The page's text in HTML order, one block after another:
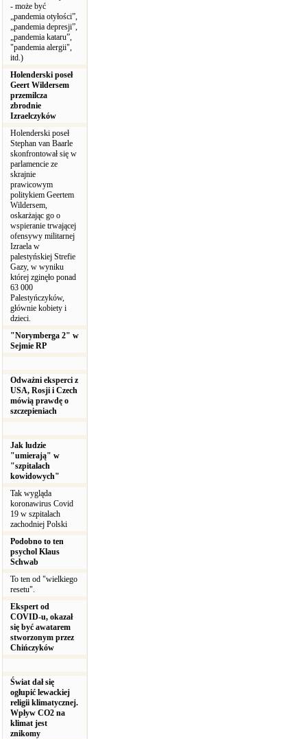
- może być
„pandemia otyłości”,
„pandemia depresji”,
„pandemia kataru”,
"pandemia alergii",
itd.)
Holenderski poseł
Geert Wildersem
przemilcza
zbrodnie
Izraelczyków
Holenderski poseł
Stephan van Baarle
skonfrontował się w
parlamencie ze
skrajnie
prawicowym
politykiem Geertem
Wildersem,
oskarżając go o
wspieranie trwającej
ofensywy militarnej
Izraela w
palestyńskiej Strefie
Gazy, w wyniku
której zginęło ponad
63 000
Palestyńczyków,
głównie kobiety i
dzieci.
"Norymberga 2" w
Sejmie RP
Odważni eksperci z
USA, Rosji i Czech
mówią prawdę o
szczepieniach
Jak ludzie
"umierają" w
"szpitalach
kowidowych"
Tak wygląda
koronawirus Covid
19 w szpitalach
zachodniej Polski
Podobno to ten
psychol Klaus
Schwab
To ten od "wielkiego
resetu".
Ekspert od
COVID-u, okazał
się być awatarem
stworzonym przez
Chińczyków
Świat dał się
ogłupić lewackiej
religii klimatycznej.
Wpływ CO2 na
klimat jest
znikomy